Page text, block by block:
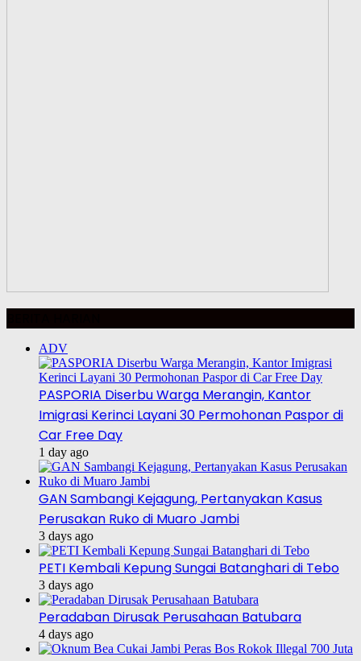
ADV
PASPORIA Diserbu Warga Merangin, Kantor
Imigrasi Kerinci Layani 30 Permohonan Paspor di
Car Free Day
1 day ago
GAN Sambangi Kejagung, Pertanyakan Kasus
Perusakan Ruko di Muaro Jambi
3 days ago
PETI Kembali Kepung Sungai Batanghari di Tebo
3 days ago
Peradaban Dirusak Perusahaan Batubara
4 days ago